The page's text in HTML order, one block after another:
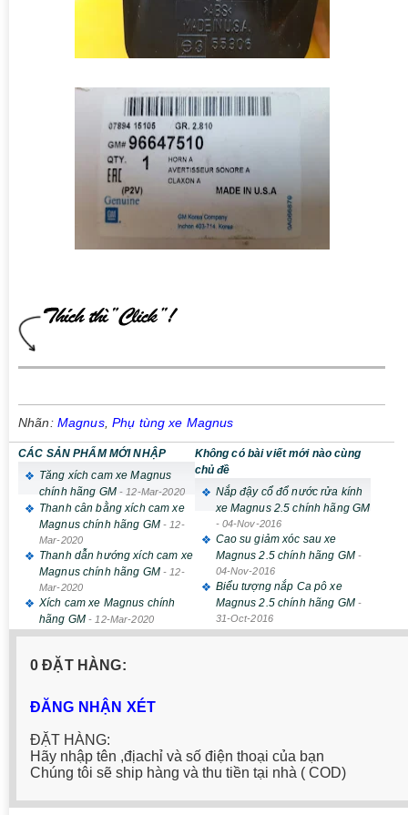
Nhãn: Magnus, Phụ tùng xe Magnus
CÁC SẢN PHẨM MỚI NHẬP
Tăng xích cam xe Magnus
chính hãng GM- 12-Mar-2020
Thanh cân bằng xích cam xe
Magnus chính hãng GM- 12-
Mar-2020
Thanh dẫn hướng xích cam xe
Magnus chính hãng GM- 12-
Mar-2020
Xích cam xe Magnus chính
hãng GM- 12-Mar-2020
Không có bài viết mới nào cùng
chủ đề
Nắp đậy cổ đổ nước rửa kính
xe Magnus 2.5 chính hãng GM
- 04-Nov-2016
Cao su giảm xóc sau xe
Magnus 2.5 chính hãng GM-
04-Nov-2016
Biểu tượng nắp Ca pô xe
Magnus 2.5 chính hãng GM-
31-Oct-2016
0 ĐẶT HÀNG:
ĐĂNG NHẬN XÉT
ĐẶT HÀNG:
Hãy nhập tên ,địachỉ và số điện thoại của bạn
Chúng tôi sẽ ship hàng và thu tiền tại nhà ( COD)